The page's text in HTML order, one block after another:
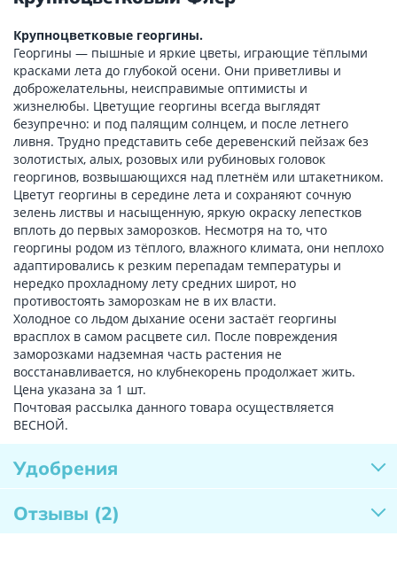
Крупноцветковые георгины.
Георгины — пышные и яркие цветы, играющие тёплыми
красками лета до глубокой осени. Они приветливы и
доброжелательны, неисправимые оптимисты и
жизнелюбы. Цветущие георгины всегда выглядят
безупречно: и под палящим солнцем, и после летнего
ливня. Трудно представить себе деревенский пейзаж без
золотистых, алых, розовых или рубиновых головок
георгинов, возвышающихся над плетнём или штакетником.
Цветут георгины в середине лета и сохраняют сочную
зелень листвы и насыщенную, яркую окраску лепестков
вплоть до первых заморозков. Несмотря на то, что
георгины родом из тёплого, влажного климата, они неплохо
адаптировались к резким перепадам температуры и
нередко прохладному лету средних широт, но
противостоять заморозкам не в их власти.
Холодное со льдом дыхание осени застаёт георгины
врасплох в самом расцвете сил. После повреждения
заморозками надземная часть растения не
восстанавливается, но клубнекорень продолжает жить.
Цена указана за 1 шт.
Почтовая рассылка данного товара осуществляется
ВЕСНОЙ.
Удобрения
Отзывы (2)